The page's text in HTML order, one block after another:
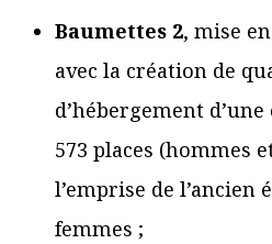
Baumettes 2, mise
avec la création de
d’hébergement
573 places (hommes
l’emprise de l’ancien
femmes ;